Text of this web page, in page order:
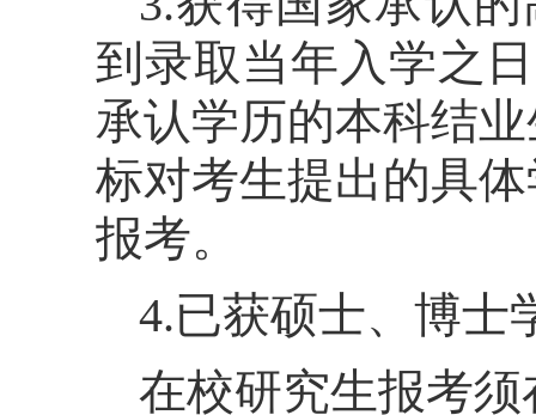
到录取当年入学之
承认学历的本科结
标对考生提出的具
报考。
4.已获硕士、博士
在校研究生报考